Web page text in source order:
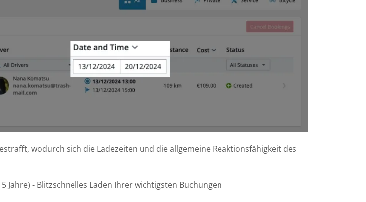
jetzt sehr günstig
ansehen
wodurch sich die Ladezeiten und die allgemeine Reaktionsfähigkeit des
Jahre) - Blitzschnelles Laden Ihrer wichtigsten Buchungen